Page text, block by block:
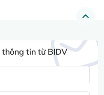
tin từ BIDV